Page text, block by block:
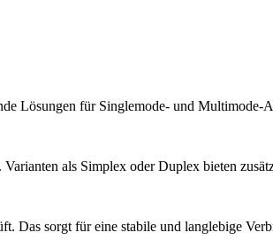
Lösungen für Singlemode- und Multimode-
als Simplex oder Duplex bieten
Das sorgt für eine stabile und langlebige